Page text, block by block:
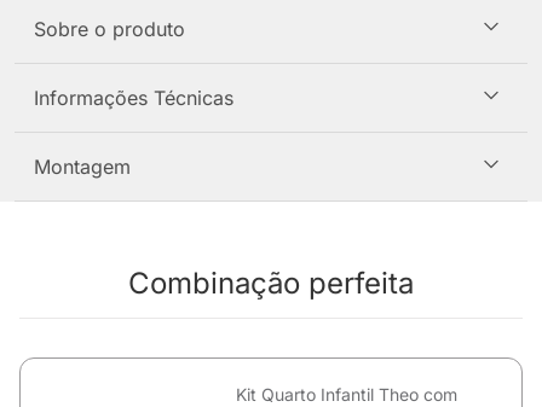
Sobre o produto
Informações Técnicas
Montagem
Combinação perfeita
Kit Quarto Infantil Theo com